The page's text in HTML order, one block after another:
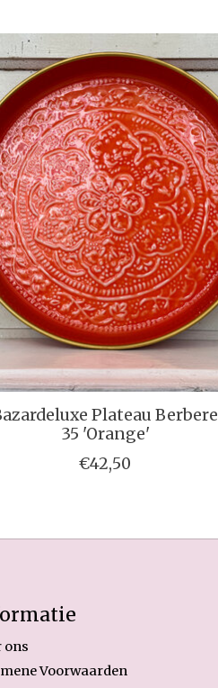
Plateau Berbere
35 'Orange'
€42,50
ons
Voorwaarden